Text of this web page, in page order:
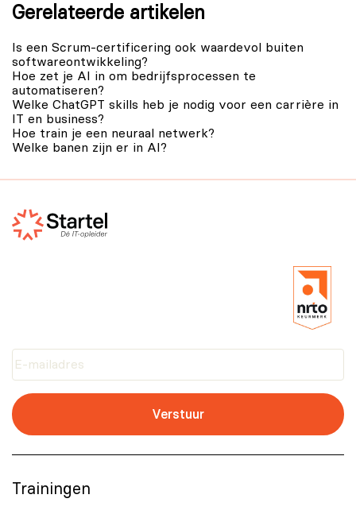
Gerelateerde artikelen
Is een Scrum-certificering ook waardevol buiten
softwareontwikkeling?
Hoe zet je AI in om bedrijfsprocessen te
automatiseren?
Welke ChatGPT skills heb je nodig voor een carrière in
IT en business?
Hoe train je een neuraal netwerk?
Welke banen zijn er in AI?
Verstuur
Trainingen